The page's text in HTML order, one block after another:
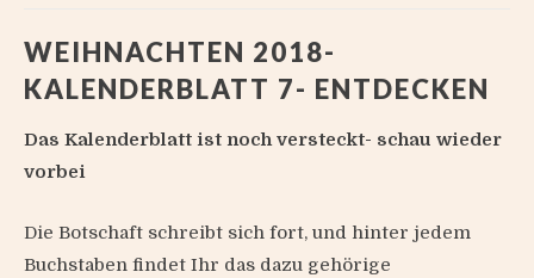
WEIHNACHTEN 2018-
KALENDERBLATT 7- ENTDECKEN
Das Kalenderblatt ist noch versteckt- schau wieder
vorbei
Die Botschaft schreibt sich fort, und hinter jedem
Buchstaben findet Ihr das dazu gehörige